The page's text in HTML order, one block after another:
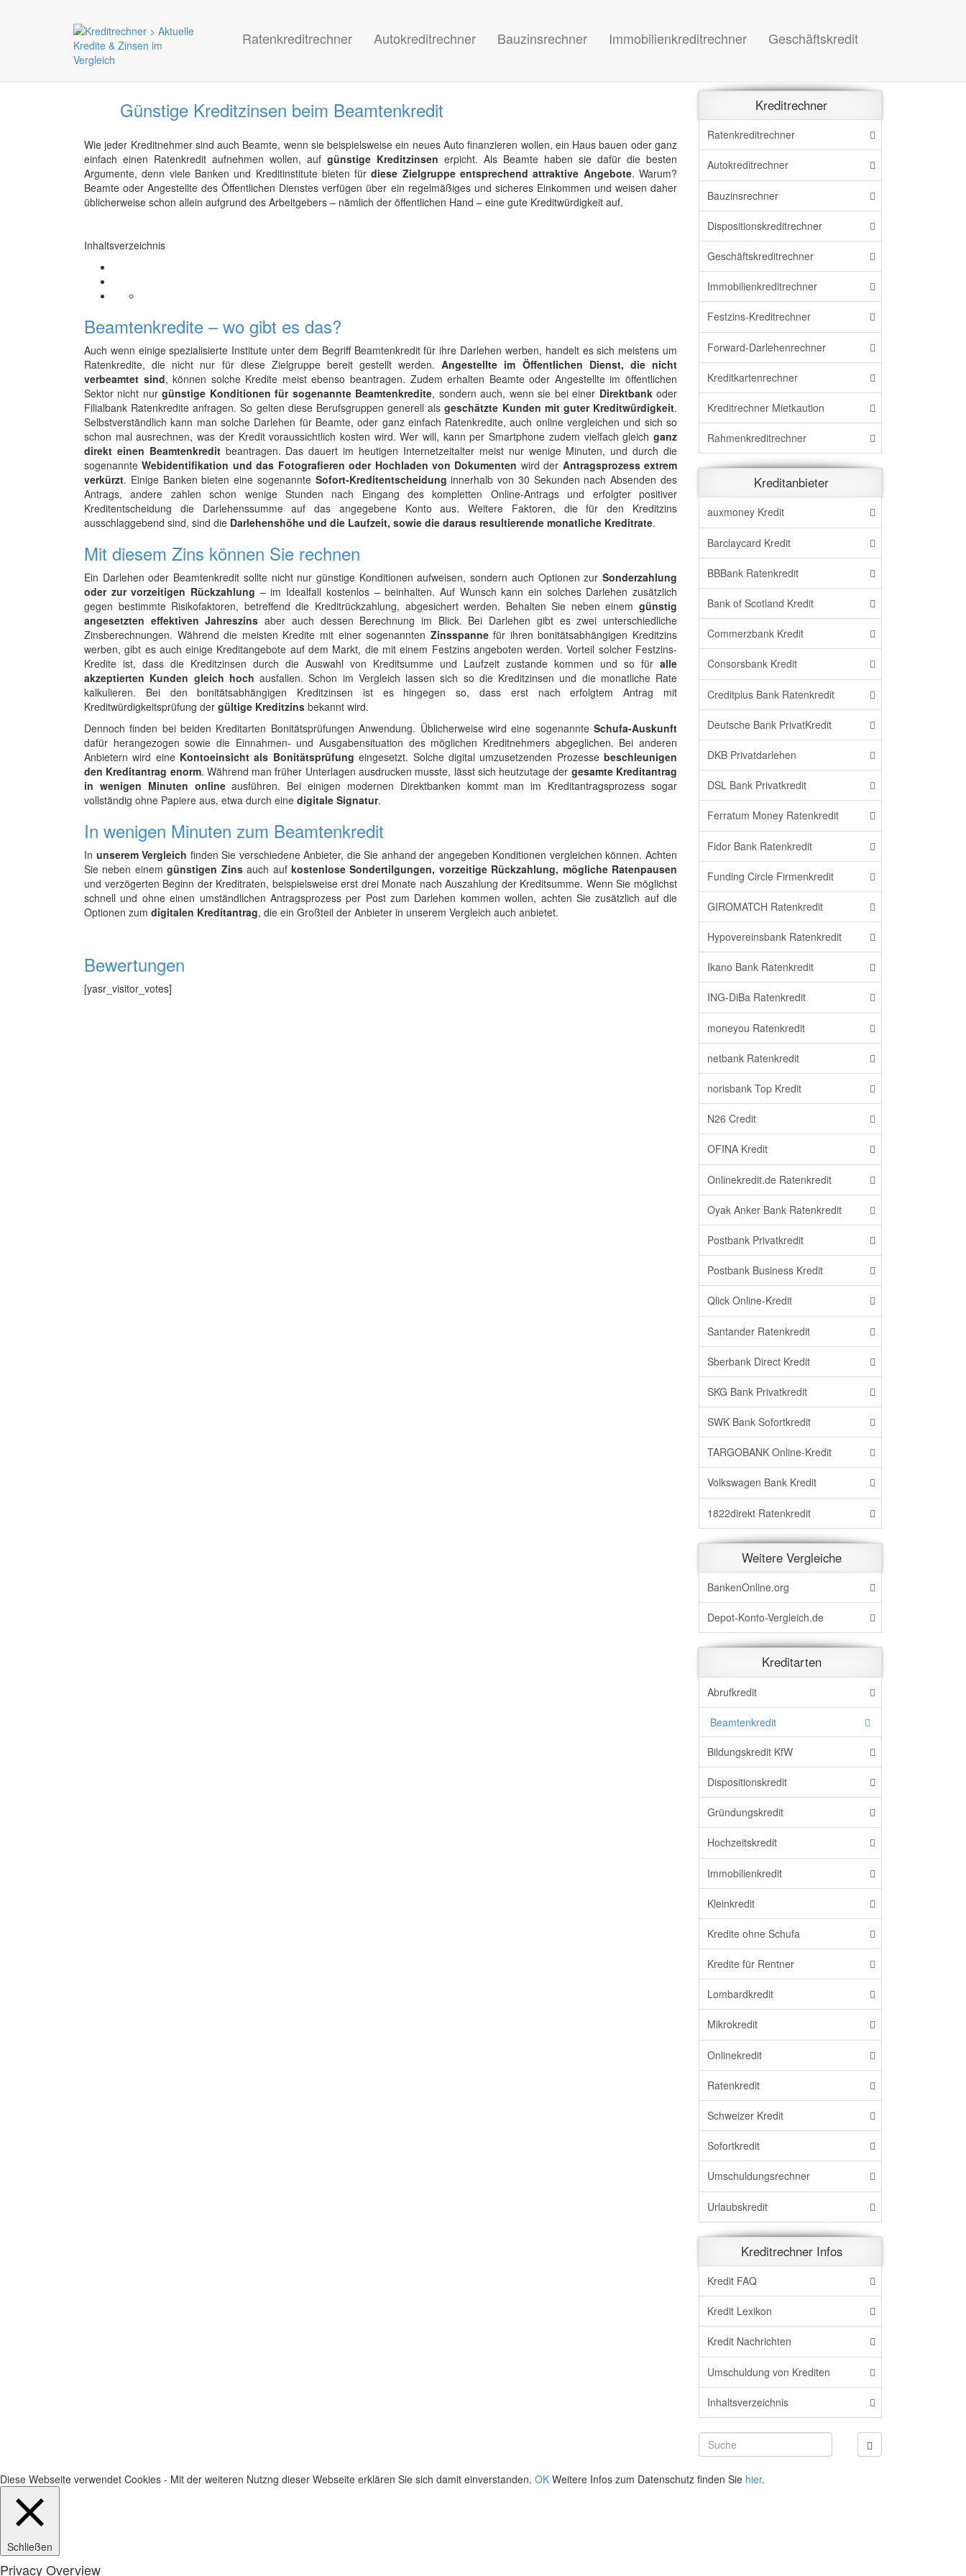
Ratenkreditrechner Autokreditrechner Bauzinsrechner Immobilienkreditrechner Geschäftskredit
Günstige Kreditzinsen beim Beamtenkredit
Wie jeder Kreditnehmer sind auch Beamte, wenn sie beispielsweise ein neues Auto finanzieren wollen, ein Haus bauen oder ganz
einfach einen Ratenkredit aufnehmen wollen, auf günstige Kreditzinsen erpicht. Als Beamte haben sie dafür die besten
Argumente, denn viele Banken und Kreditinstitute bieten fürdiese Zielgruppe entsprechend attraktive Angebote. Warum?
Beamte oder Angestellte des Öffentlichen Dienstes verfügen über ein regelmäßiges und sicheres Einkommen und weisen daher
üblicherweise schon allein aufgrund des Arbeitgebers – nämlich der öffentlichen Hand – eine gute Kreditwürdigkeit auf.
Inhaltsverzeichnis
Beamtenkredite – wo gibt es das?
Auch wenn einige spezialisierte Institute unter dem Begriff Beamtenkredit für ihre Darlehen werben, handelt es sich meistens um
Ratenkredite, die nicht nur für diese Zielgruppe bereit gestellt werden.Angestellte im Öffentlichen Dienst, die nicht
verbeamtet sind, können solche Kredite meist ebenso beantragen. Zudem erhalten Beamte oder Angestellte im öffentlichen
Sektor nicht nurgünstige Konditionen für sogenannte Beamtenkredite, sondern auch, wenn sie bei einer Direktbankoder
Filialbank Ratenkredite anfragen. So gelten diese Berufsgruppen generell alsgeschätzte Kunden mit guter Kreditwürdigkeit.
Selbstverständlich kann man solche Darlehen für Beamte, oder ganz einfach Ratenkredite, auch online vergleichen und sich so
schon mal ausrechnen, was der Kredit voraussichtlich kosten wird. Wer will, kann per Smartphone zudem vielfach gleich ganz
direkt einen Beamtenkreditbeantragen. Das dauert im heutigen Internetzeitalter meist nur wenige Minuten, und durch die
sogenannteWebidentifikation und das Fotografieren oder Hochladen von Dokumenten wird der Antragsprozess extrem
verkürzt. Einige Banken bieten eine sogenannte Sofort-Kreditentscheidung innerhalb von 30 Sekunden nach Absenden des
Antrags, andere zahlen schon wenige Stunden nach Eingang des kompletten Online-Antrags und erfolgter positiver
Kreditentscheidung die Darlehenssumme auf das angegebene Konto aus. Weitere Faktoren, die für den Kreditzins
ausschlaggebend sind, sind die Darlehenshöhe und die Laufzeit, sowie die daraus resultierende monatliche Kreditrate.
Mit diesem Zins können Sie rechnen
Ein Darlehen oder Beamtenkredit sollte nicht nur günstige Konditionen aufweisen, sondern auch Optionen zur Sonderzahlung
oder zur vorzeitigen Rückzahlung – im Idealfall kostenlos – beinhalten. Auf Wunsch kann ein solches Darlehen zusätzlich
gegen bestimmte Risikofaktoren, betreffend die Kreditrückzahlung, abgesichert werden. Behalten Sie neben einem günstig
angesetzten effektiven Jahreszins aber auch dessen Berechnung im Blick. Bei Darlehen gibt es zwei unterschiedliche
Zinsberechnungen. Während die meisten Kredite mit einer sogenannten Zinsspannefür ihren bonitätsabhängigen Kreditzins
werben, gibt es auch einige Kreditangebote auf dem Markt, die mit einem Festzins angeboten werden. Vorteil solcher Festzins-
Kredite ist, dass die Kreditzinsen durch die Auswahl von Kreditsumme und Laufzeit zustande kommen und so für alle
akzeptierten Kunden gleich hoch ausfallen. Schon im Vergleich lassen sich so die Kreditzinsen und die monatliche Rate
kalkulieren. Bei den bonitätsabhängigen Kreditzinsen ist es hingegen so, dass erst nach erfolgtem Antrag mit
Kreditwürdigkeitsprüfung der gültige Kreditzins bekannt wird.
Dennoch finden bei beiden Kreditarten Bonitätsprüfungen Anwendung. Üblicherweise wird eine sogenannte Schufa-Auskunft
dafür herangezogen sowie die Einnahmen- und Ausgabensituation des möglichen Kreditnehmers abgeglichen. Bei anderen
Anbietern wird eine Kontoeinsicht als Bonitätsprüfung eingesetzt. Solche digital umzusetzenden Prozessebeschleunigen
den Kreditantrag enorm. Während man früher Unterlagen ausdrucken musste, lässt sich heutzutage der gesamte Kreditantrag
in wenigen Minuten onlineausführen. Bei einigen modernen Direktbanken kommt man im Kreditantragsprozess sogar
vollständig ohne Papiere aus, etwa durch eine digitale Signatur.
In wenigen Minuten zum Beamtenkredit
In unserem Vergleich finden Sie verschiedene Anbieter, die Sie anhand der angegeben Konditionen vergleichen können. Achten
Sie neben einemgünstigen Zinsauch auf kostenlose Sondertilgungen, vorzeitige Rückzahlung, mögliche Ratenpausen
und verzögerten Beginn der Kreditraten, beispielsweise erst drei Monate nach Auszahlung der Kreditsumme. Wenn Sie möglichst
schnell und ohne einen umständlichen Antragsprozess per Post zum Darlehen kommen wollen, achten Sie zusätzlich auf die
Optionen zum digitalen Kreditantrag, die ein Großteil der Anbieter in unserem Vergleich auch anbietet.
Bewertungen
[yasr_visitor_votes]
Kreditrechner
Ratenkreditrechner
Autokreditrechner
Bauzinsrechner
Dispositionskreditrechner
Geschäftskreditrechner
Immobilienkreditrechner
Festzins-Kreditrechner
Forward-Darlehenrechner
Kreditkartenrechner
Kreditrechner Mietkaution
Rahmenkreditrechner
Kreditanbieter
auxmoney Kredit
Barclaycard Kredit
BBBank Ratenkredit
Bank of Scotland Kredit
Commerzbank Kredit
Consorsbank Kredit
Creditplus Bank Ratenkredit
Deutsche Bank PrivatKredit
DKB Privatdarlehen
DSL Bank Privatkredit
Ferratum Money Ratenkredit
Fidor Bank Ratenkredit
Funding Circle Firmenkredit
GIROMATCH Ratenkredit
Hypovereinsbank Ratenkredit
Ikano Bank Ratenkredit
ING-DiBa Ratenkredit
moneyou Ratenkredit
netbank Ratenkredit
norisbank Top Kredit
N26 Credit
OFINA Kredit
Onlinekredit.de Ratenkredit
Oyak Anker Bank Ratenkredit
Postbank Privatkredit
Postbank Business Kredit
Qlick Online-Kredit
Santander Ratenkredit
Sberbank Direct Kredit
SKG Bank Privatkredit
SWK Bank Sofortkredit
TARGOBANK Online-Kredit
Volkswagen Bank Kredit
1822direkt Ratenkredit
Weitere Vergleiche
BankenOnline.org
Depot-Konto-Vergleich.de
Kreditarten
Abrufkredit
Beamtenkredit
Bildungskredit KfW
Dispositionskredit
Gründungskredit
Hochzeitskredit
Immobilienkredit
Kleinkredit
Kredite ohne Schufa
Kredite für Rentner
Lombardkredit
Mikrokredit
Onlinekredit
Ratenkredit
Schweizer Kredit
Sofortkredit
Umschuldungsrechner
Urlaubskredit
Kreditrechner Infos
Kredit FAQ
Kredit Lexikon
Kredit Nachrichten
Umschuldung von Krediten
Inhaltsverzeichnis
Diese Webseite verwendet Cookies - Mit der weiteren Nutzng dieser Webseite erklären Sie sich damit einverstanden. OK Weitere Infos zum Datenschutz finden Sie hier.
Schließen
Privacy Overview